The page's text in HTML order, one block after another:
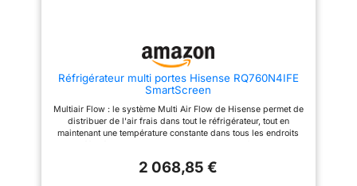
Réfrigérateur multi portes Hisense RQ760N4IFE
SmartScreen
Multiair Flow : le système Multi Air Flow de Hisense permet de
distribuer de l'air frais dans tout le réfrigérateur, tout en
maintenant une température constante dans tous les endroits
les niveaux de température et d'humidité constants à l'intérieur
2 068,85 €